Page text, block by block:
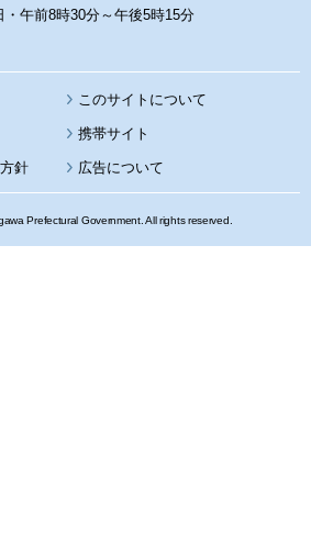
午前8時30分～午後5時15分
このサイトについて
携帯サイト
針 広告について
Prefectural Government. All rights reserved.